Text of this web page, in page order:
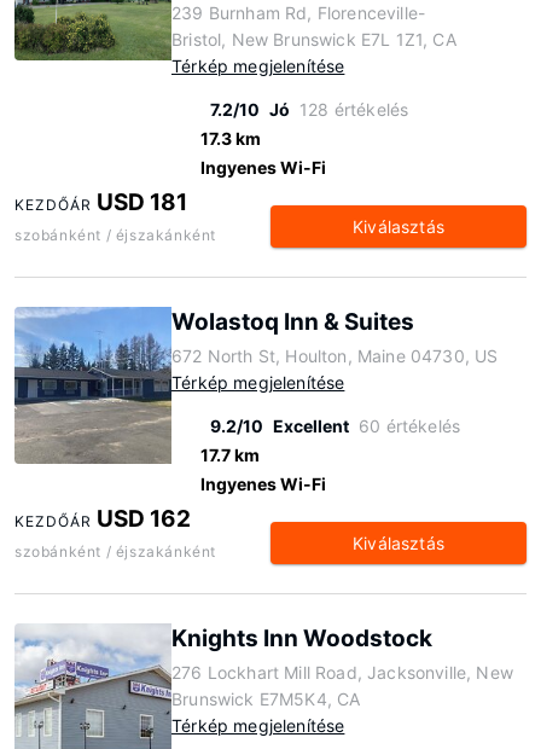
239 Burnham Rd, Florenceville-
Bristol, New Brunswick E7L 1Z1, CA
Térkép megjelenítése
7.2/10 Jó 128 értékelés
17.3 km
Ingyenes Wi-Fi
KEZDŐÁR USD 181
szobánként / éjszakánként Kiválasztás
Wolastoq Inn & Suites
672 North St, Houlton, Maine 04730, US
Térkép megjelenítése
9.2/10 Excellent 60 értékelés
17.7 km
Ingyenes Wi-Fi
KEZDŐÁR USD 162
szobánként / éjszakánként Kiválasztás
Knights Inn Woodstock
276 Lockhart Mill Road, Jacksonville, New
Brunswick E7M5K4, CA
Térkép megjelenítése